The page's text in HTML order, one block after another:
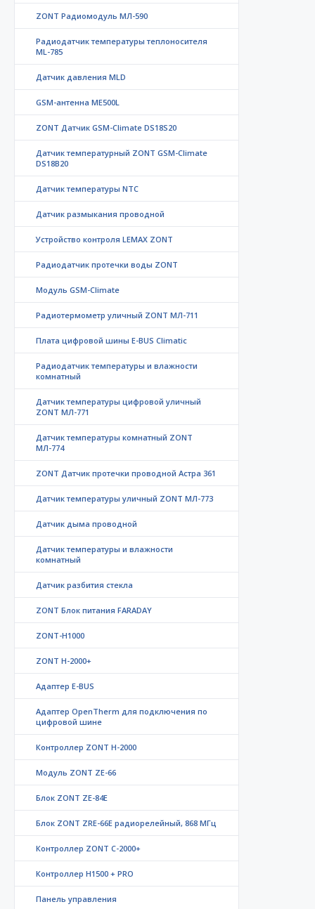
ZONT Радиомодуль МЛ-590
Радиодатчик температуры теплоносителя
ML-785
Датчик давления MLD
GSM-антенна ME500L
ZONT Датчик GSM-Climate DS18S20
Датчик температурный ZONT GSM-Climate
DS18B20
Датчик температуры NTC
Датчик размыкания проводной
Устройство контроля LEMAX ZONT
Радиодатчик протечки воды ZONT
Модуль GSM-Climate
Радиотермометр уличный ZONT МЛ-711
Плата цифровой шины E-BUS Climatic
Радиодатчик температуры и влажности
комнатный
Датчик температуры цифровой уличный
ZONT МЛ-771
Датчик температуры комнатный ZONT
МЛ-774
ZONT Датчик протечки проводной Астра 361
Датчик температуры уличный ZONT МЛ-773
Датчик дыма проводной
Датчик температуры и влажности
комнатный
Датчик разбития стекла
ZONT Блок питания FARADAY
ZONT-H1000
ZONT H-2000+
Адаптер E-BUS
Адаптер OpenTherm для подключения по
цифровой шине
Контроллер ZONT H-2000
Модуль ZONT ZE-66
Блок ZONT ZE-84E
Блок ZONT ZRE-66E радиорелейный, 868 МГц
Контроллер ZONT C-2000+
Контроллер Н1500 + PRO
Панель управления